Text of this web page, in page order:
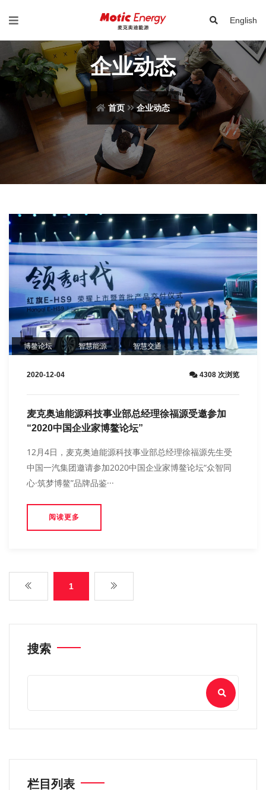
English
企业动态
首页 企业动态
博鳌论坛 智慧能源 智慧交通
2020-12-04 4308 次浏览
麦克奥迪能源科技事业部总经理徐福源受邀参加
“2020中国企业家博鳌论坛”
12月4日，麦克奥迪能源科技事业部总经理徐福源先生受
中国一汽集团邀请参加2020中国企业家博鳌论坛“众智同
心·筑梦博鳌”品牌品鉴···
阅读更多
1
搜索
栏目列表